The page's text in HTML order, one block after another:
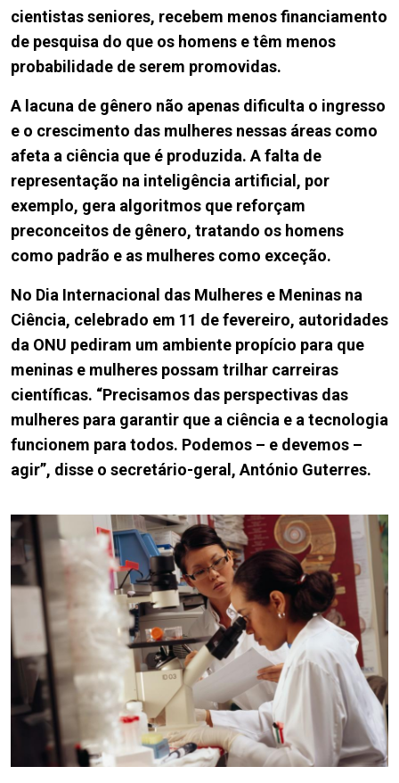
cientistas seniores, recebem menos financiamento
de pesquisa do que os homens e têm menos
probabilidade de serem promovidas.
A lacuna de gênero não apenas dificulta o ingresso
e o crescimento das mulheres nessas áreas como
afeta a ciência que é produzida. A falta de
representação na inteligência artificial, por
exemplo, gera algoritmos que reforçam
preconceitos de gênero, tratando os homens
como padrão e as mulheres como exceção.
No Dia Internacional das Mulheres e Meninas na
Ciência, celebrado em 11 de fevereiro, autoridades
da ONU pediram um ambiente propício para que
meninas e mulheres possam trilhar carreiras
científicas. “Precisamos das perspectivas das
mulheres para garantir que a ciência e a tecnologia
funcionem para todos. Podemos – e devemos –
agir”, disse o secretário-geral, António Guterres.